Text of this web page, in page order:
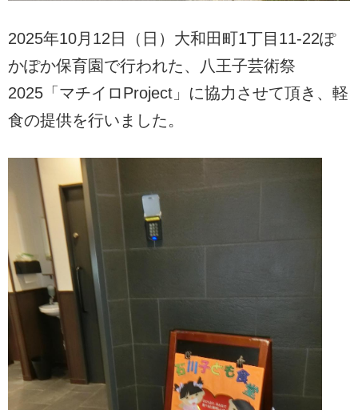
2025年10月12日（日）大和田町1丁目11-22ぽ
かぽか保育園で行われた、八王子芸術祭
2025「マチイロProject」に協力させて頂き、軽
食の提供を行いました。